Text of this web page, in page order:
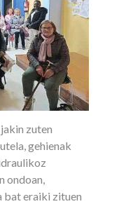
zuten
gehienak
ondoan,
bat eraiki zituen